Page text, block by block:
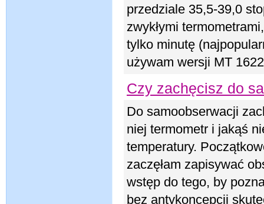
przedziale 35,5-39,0
zwykłymi
tylko minutę
używam wersji MT
Czy zachęcisz do
Do samoobserwacji
niej termometr i jakąś
temperatury.
zaczęłam zapisywać
wstęp do tego, by
bez antykoncepcji